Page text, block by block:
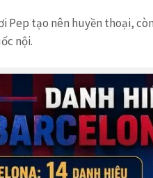
Pep tạo nên huyền thoại,
nội.